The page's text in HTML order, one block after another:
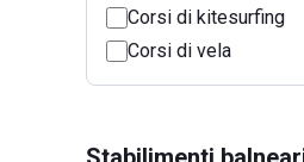
Corsi di kitesurfing
Corsi di vela